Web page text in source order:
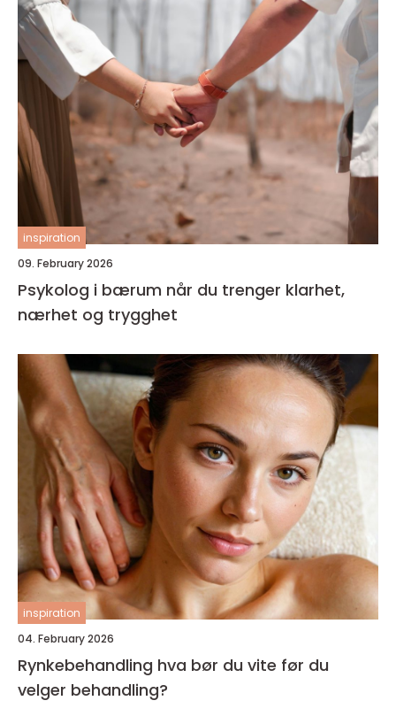
inspiration
09. February 2026
Psykolog i bærum når du trenger klarhet,
nærhet og trygghet
inspiration
04. February 2026
Rynkebehandling hva bør du vite før du
velger behandling?